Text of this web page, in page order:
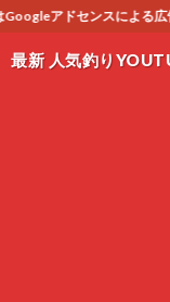
載しております。
最新 人気釣り